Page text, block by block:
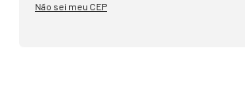
Não sei meu CEP